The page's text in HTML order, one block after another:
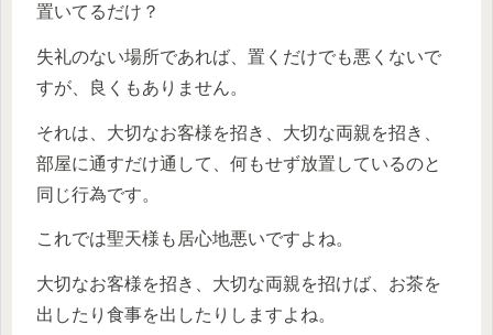
置いてるだけ？
失礼のない場所であれば、置くだけでも悪くないで
すが、良くもありません。
それは、大切なお客様を招き、大切な両親を招き、
部屋に通すだけ通して、何もせず放置しているのと
同じ行為です。
これでは聖天様も居心地悪いですよね。
大切なお客様を招き、大切な両親を招けば、お茶を
出したり食事を出したりしますよね。